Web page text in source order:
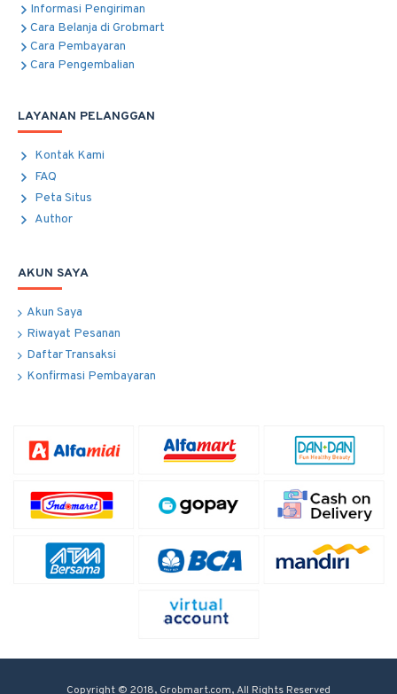
Informasi Pengiriman
Cara Belanja di Grobmart
Cara Pembayaran
Cara Pengembalian
LAYANAN PELANGGAN
Kontak Kami
FAQ
Peta Situs
Author
AKUN SAYA
Akun Saya
Riwayat Pesanan
Daftar Transaksi
Konfirmasi Pembayaran
Copyright © 2018, Grobmart.com, All Rights Reserved